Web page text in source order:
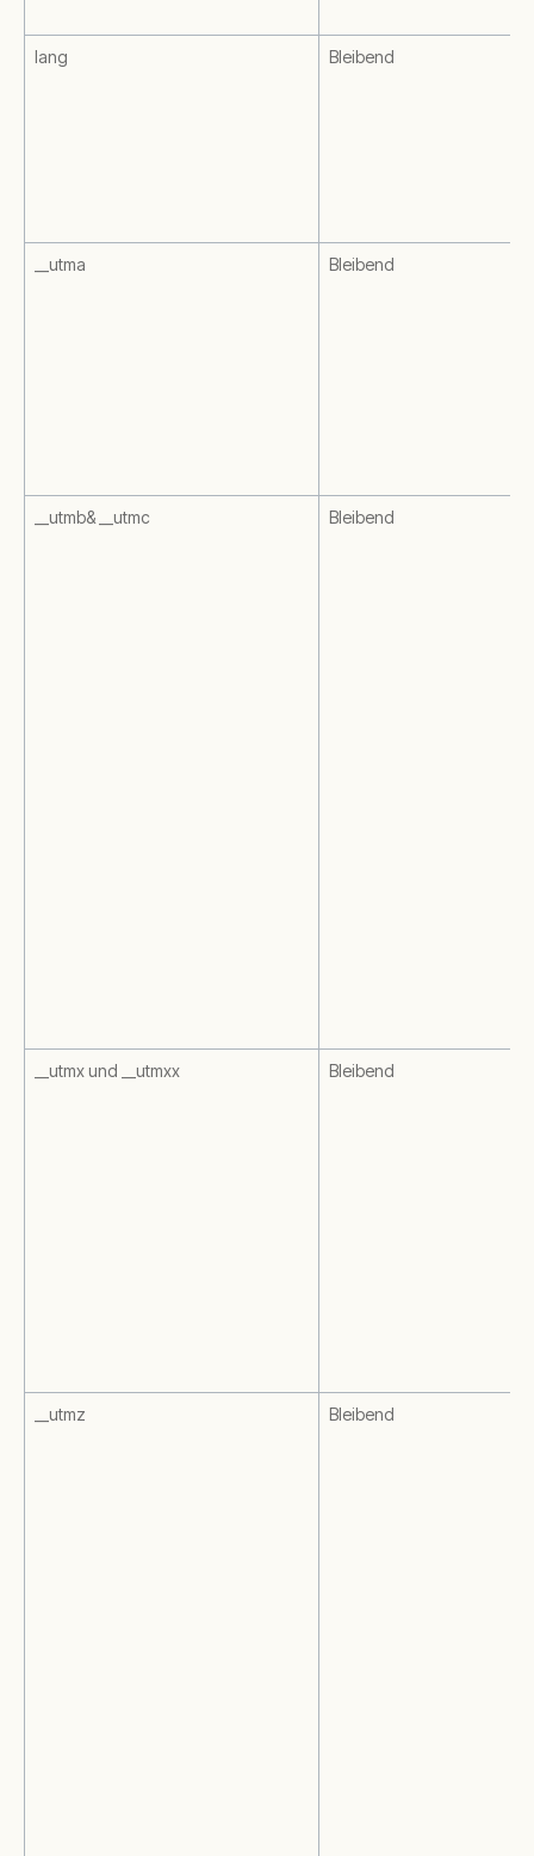
lang Bleibend
__utma Bleibend
__utmb& __utmc Bleibend
__utmx und __utmxx Bleibend
__utmz Bleibend